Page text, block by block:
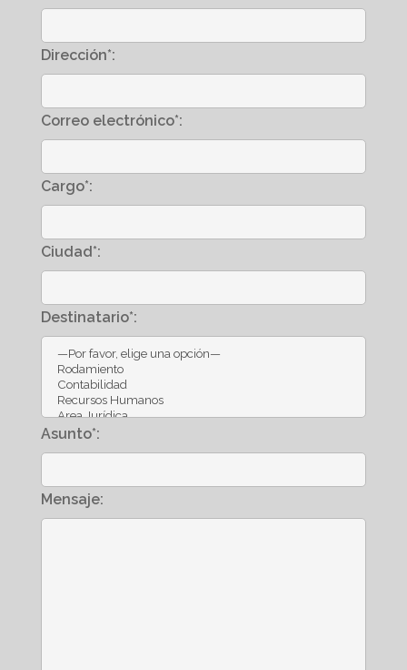
Dirección*:
Correo electrónico*:
Cargo*:
Ciudad*:
Destinatario*:
Asunto*:
Mensaje: